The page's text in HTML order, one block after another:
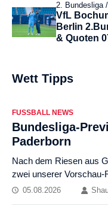
2. Bundesliga /
VfL
Berlin
& Quoten
Wett Tipps
FUSSBALL NEWS
Bundesliga-
Paderborn
Nach dem Riesen aus
zwei unserer Vorschau-
05.08.2026